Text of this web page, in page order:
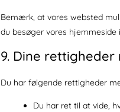
Bemærk, at vores websted
du besøger vores hjemmeside
9. Dine
Du har følgende rettigheder
Du har ret til at vide,